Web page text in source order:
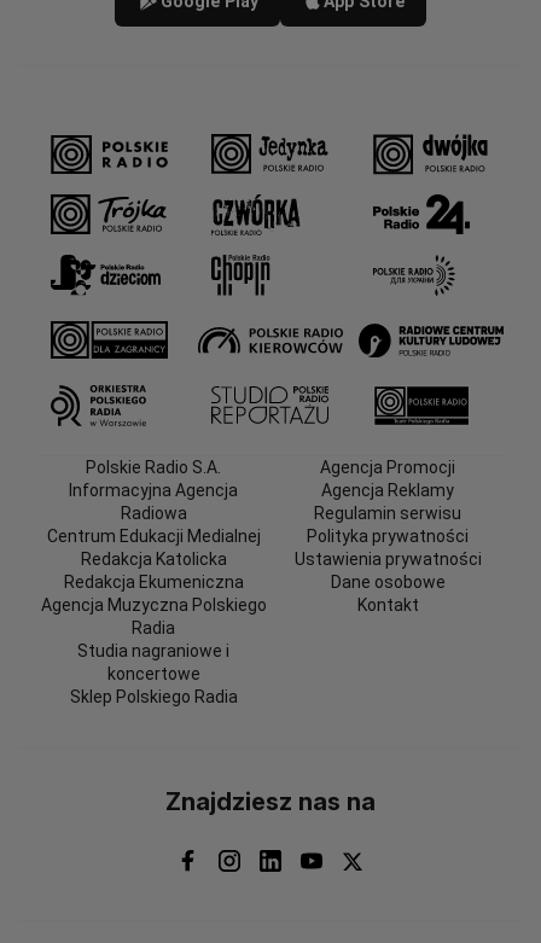
Polskie Radio S.A.
Informacyjna Agencja
Radiowa
Centrum Edukacji Medialnej
Redakcja Katolicka
Redakcja Ekumeniczna
Agencja Muzyczna Polskiego
Radia
Studia nagraniowe i
koncertowe
Sklep Polskiego Radia
Agencja Promocji
Agencja Reklamy
Regulamin serwisu
Polityka prywatności
Ustawienia prywatności
Dane osobowe
Kontakt
Znajdziesz nas na